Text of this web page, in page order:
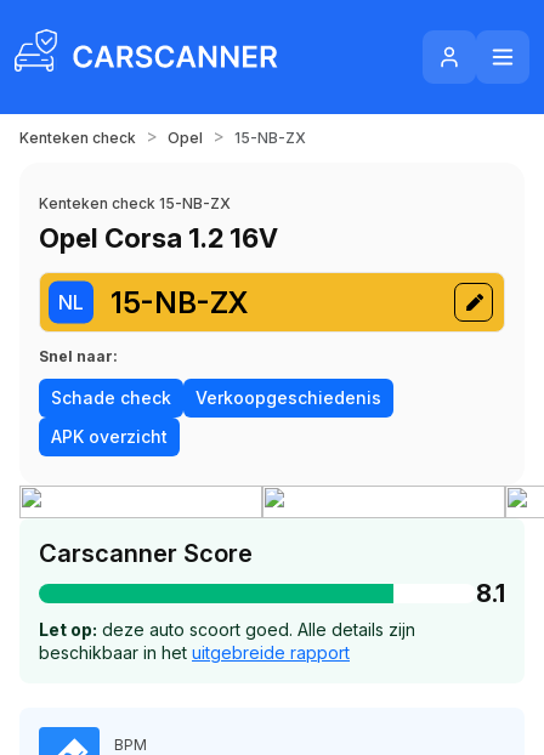
Kenteken check > Opel > 15-NB-ZX
Kenteken check 15-NB-ZX
Opel Corsa 1.2 16V
NL 15-NB-ZX
Snel naar:
Schade check
Verkoopgeschiedenis
APK overzicht
Carscanner Score
8.1
Let op: deze auto scoort goed. Alle details zijn
beschikbaar in het uitgebreide rapport
BPM